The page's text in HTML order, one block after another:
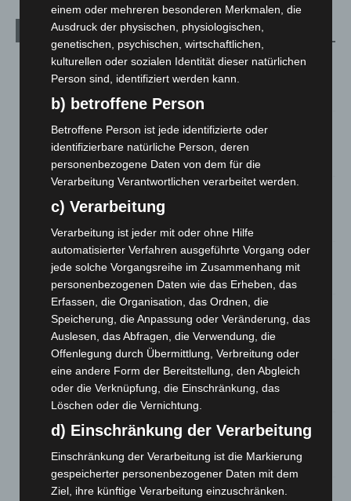
Aktuelle Beiträge
Brand im „Haus der Begegnung“ in Neuwarmbüchen schnell
eingedämmt
6. August 2026
Region Hannover: 21 neue Notfallsanitäter starten beim
Roten Kreuz
5. August 2026
Mann läuft mit Hockeyschläger über A7 – Polizei sucht
Zeugen
Celle: Mensch stirbt bei Bagger-Unfall auf Baustelle
Gasleitung bei McDonald’s-Umbau in Langenhagen
beschädigt
5. August 2026
Anklage nach Abschaltung von „Archetyp Market“ erhoben
3. August 2026
Hannover: Polizei stoppt 166 Trunkenheitsfahrten bei
Großkontrolle
2. August 2026
Hannover Klassik Open Air 2026: Französische Oper im
einem oder mehreren besonderen Merkmalen, die
Ausdruck der physischen, physiologischen,
genetischen, psychischen, wirtschaftlichen,
kulturellen oder sozialen Identität dieser natürlichen
Person sind, identifiziert werden kann.
b) betroffene Person
Betroffene Person ist jede identifizierte oder
identifizierbare natürliche Person, deren
personenbezogene Daten von dem für die
Verarbeitung Verantwortlichen verarbeitet werden.
c) Verarbeitung
Verarbeitung ist jeder mit oder ohne Hilfe
automatisierter Verfahren ausgeführte Vorgang oder
jede solche Vorgangsreihe im Zusammenhang mit
personenbezogenen Daten wie das Erheben, das
Erfassen, die Organisation, das Ordnen, die
Speicherung, die Anpassung oder Veränderung, das
Auslesen, das Abfragen, die Verwendung, die
Offenlegung durch Übermittlung, Verbreitung oder
eine andere Form der Bereitstellung, den Abgleich
oder die Verknüpfung, die Einschränkung, das
Löschen oder die Vernichtung.
d) Einschränkung der Verarbeitung
Einschränkung der Verarbeitung ist die Markierung
gespeicherter personenbezogener Daten mit dem
Ziel, ihre künftige Verarbeitung einzuschränken.